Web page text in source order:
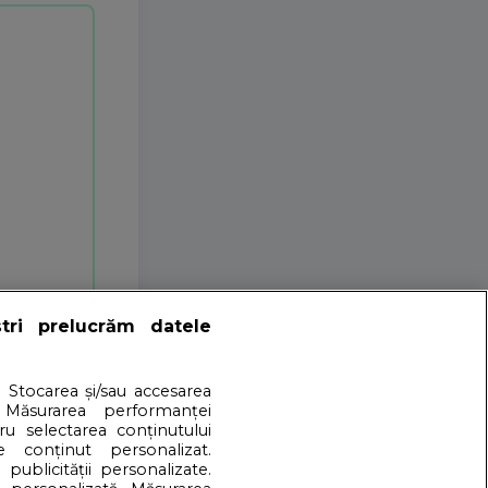
prelucrăm datele
și/sau accesarea
performanței
selectarea conținutului
conținut personalizat.
personalizate.